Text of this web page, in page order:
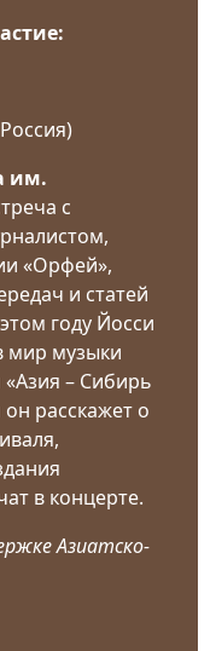
им.
с
«Орфей»,
и статей
году Йосси
мир музыки
– Сибирь
расскажет о
в концерте.
Азиатско-